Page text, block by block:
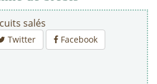
salés
Twitter
Facebook